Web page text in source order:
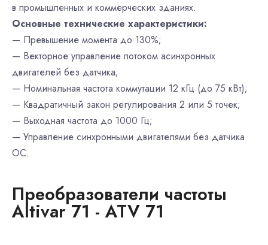
в промышленных и коммерческих зданиях.
Основные технические характеристики:
— Превышение момента до 130%;
— Векторное управление потоком асинхронных
двигателей без датчика;
— Номинальная частота коммутации 12 кГц (до 75 кВт);
— Квадратичный закон регулирования 2 или 5 точек;
— Выходная частота до 1000 Гц;
— Управление синхронными двигателями без датчика
ОС.
Преобразователи частоты
Altivar 71 - ATV 71